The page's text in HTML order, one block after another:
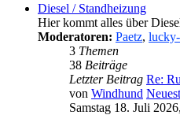
Diesel / Standheizung
Hier kommt alles über
Moderatoren: Paetz,
3 Themen
38 Beiträge
Letzter Beitrag Re:
von Windhund
Samstag 18. Juli